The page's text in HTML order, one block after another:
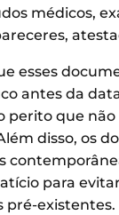
médicos,
esses
antes da
perito que
disso, os
para
pré-existentes.